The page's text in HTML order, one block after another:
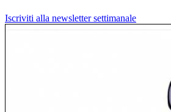
Iscriviti alla newsletter settimanale